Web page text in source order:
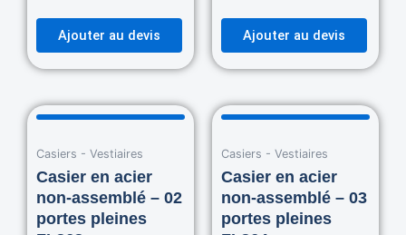
Ajouter au devis Ajouter au devis
Casiers - Vestiaires
Casier en acier
non-assemblé – 02
portes pleines
Original
was:
460.00$.
Current
420.00$.
Casiers - Vestiaires
Casier en acier
non-assemblé – 03
portes pleines
Original
was:
670.00$.